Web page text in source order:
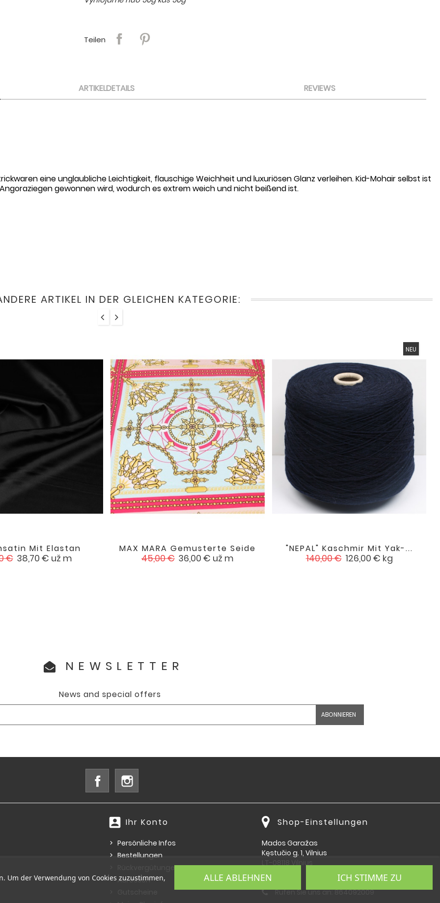
Teilen
ARTIKELDETAILS REVIEWS
eine unglaubliche Leichtigkeit, flauschige Weichheit und luxuriösen Glanz verleihen. Kid-Mohair selbst ist
gewonnen wird, wodurch es extrem weich und nicht beißend ist.
ARTIKEL IN DER GLEICHEN KATEGORIE:
Mit Elastan
€ Preis
38,70 € už m
 favorite
MAX MARA Gemusterte Seide
Verkaufspreis
45,00 € Preis
36,00 € už m
 favorite
NEU
"NEPAL" Kaschmir Mit Yak-...
Verkaufspreis
140,00 € Preis
126,00 € kg
 favorite
NEWSLETTER
News and special offers
Facebook
account_box Ihr Konto
Persönliche Infos
Bestellungen
Rückvergütungen
Adressen
Shop-Einstellungen
Mados Garažas
Kęstučio g. 1, Vilnius
LT-08118 Vilnius
Lietuva
Rufen Sie uns an:864092009
Um der Verwendung von Cookies zuzustimmen, ALLE ABLEHNEN ICH STIMME ZU